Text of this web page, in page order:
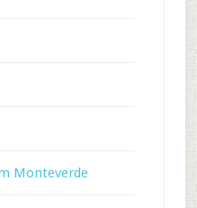
Monteverde